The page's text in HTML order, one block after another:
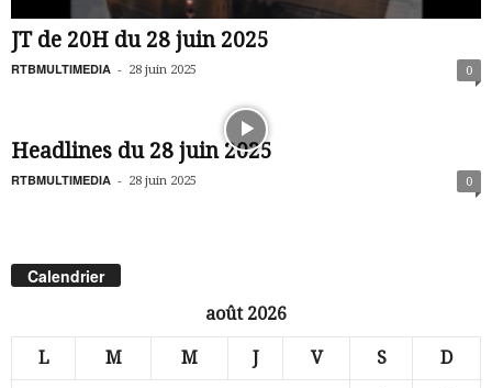
JT de 20H du 28 juin 2025
RTBMULTIMEDIA - 28 juin 2025 0
Headlines du 28 juin 2025
RTBMULTIMEDIA - 28 juin 2025 0
Calendrier
août 2026
L M M J V S D